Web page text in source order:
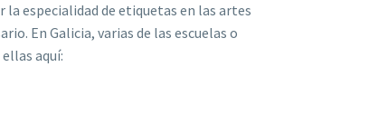
la especialidad de etiquetas en las artes
En Galicia, varias de las escuelas o
aquí: